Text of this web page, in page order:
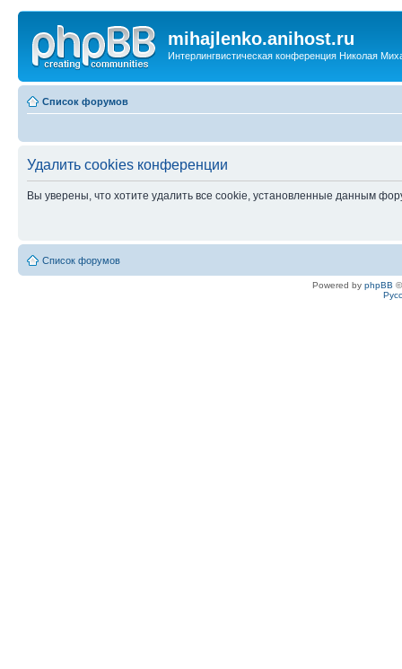
mihajlenko.anihost.ru
Интерлингвистическая конференция Николая
Список форумов
Удалить cookies конференции
Вы уверены, что хотите удалить все cookie, установленные данным
Список форумов
Powered by phpBB